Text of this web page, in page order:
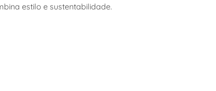
estilo e sustentabilidade.